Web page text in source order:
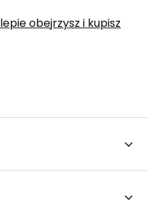
obejrzysz i kupisz